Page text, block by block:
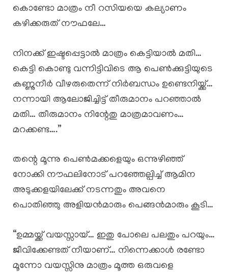
കൊണ്ടോ മാത്രം നീ റസിയയെ കല്യാണം
കഴിക്കരുത് നൗഫലേ…
നിനക്ക് ഇഷ്ടപ്പെട്ടാൽ മാത്രം കെട്ടിയാൽ മതി…
കെട്ടി കൊണ്ടു വന്നിട്ടിവിടെ ആ പെൺക്കുട്ടിയുടെ
കണ്ണുനീർ വീഴരുതെന്ന് നിർബന്ധം ഉണ്ടെനിയ്ക്ക്…
നന്നായി ആലോജിച്ചിട്ട് തീരുമാനം പറഞ്ഞാൽ
മതി… തീരുമാനം നിന്റേതു മാത്രമാവണം…
മറക്കണ്ട….”
തന്റെ മൂന്നു പെൺമക്കളെയും ഒന്നുഴിഞ്ഞ്
നോക്കി നൗഫലിനോട് പറഞ്ഞേല്പിച്ച് ആമിന
അടുക്കളയിലേക്ക് നടന്നതും അവനെ
പൊതിഞ്ഞു അളിയൻമാരും പെങ്ങൻമാരും കൂടി…
“ഉമ്മയ്ക്ക് വയസ്സായ്… ഇതു പോലെ പലതും പറയും…
ജീവിക്കേണ്ടത് നീയാണ്… നിന്നെക്കാൾ രണ്ടോ
മൂന്നോ വയസ്സിനു മാത്രം മൂത്ത ഒരുവളെ